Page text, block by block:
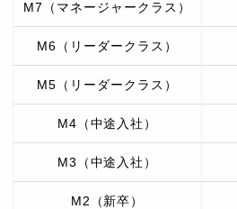
M7（マネージャークラス）
M6（リーダークラス）
M5（リーダークラス）
M4（中途入社）
M3（中途入社）
M2（新卒）